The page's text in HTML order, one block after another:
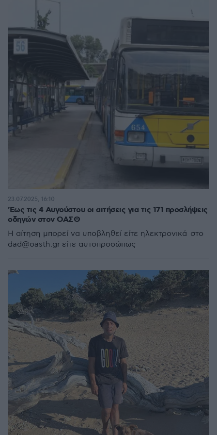
'Εως τις 4 Αυγούστου οι αιτήσεις για τις 171 προσλήψεις
οδηγών στον ΟΑΣΘ
Η αίτηση μπορεί να υποβληθεί είτε ηλεκτρονικά στο
dad@oasth.gr είτε αυτοπροσώπως
23.07.2025, 16:10